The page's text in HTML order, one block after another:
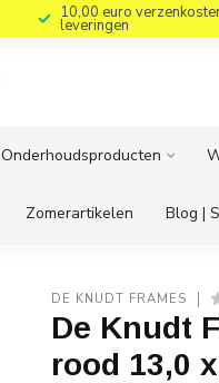
10,00 euro
leveringen
Onderhoudsproducten
Zomerartikelen Blog |
DE KNUDT FRAMES
De Knudt
rood 13,0